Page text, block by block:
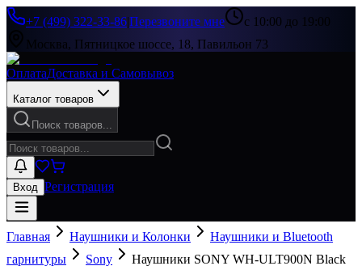
+7 (499) 322-33-86|Перезвоните мне
с 10:00 до 19:00
Москва, Пятницкое шоссе, 18, Павильон 73
ОплатаДоставка и Самовывоз
Каталог товаров
Поиск товаров...
Вход Регистрация
Главная Наушники и Колонки
Наушники и Bluetooth
гарнитуры
Sony
Наушники SONY WH-ULT900N Black